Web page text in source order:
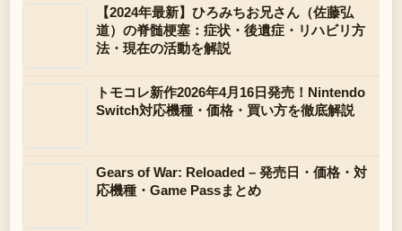
【2024年最新】ひろみちお兄さん（佐藤弘
道）の脊髄梗塞：症状・後遺症・リハビリ方
法・現在の活動を解説
トモコレ新作2026年4月16日発売！Nintendo
Switch対応機種・価格・買い方を徹底解説
Gears of War: Reloaded – 発売日・価格・対
応機種・Game Passまとめ